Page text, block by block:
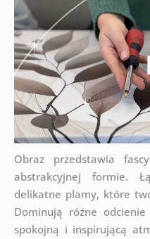
Obraz przedstawia
abstrakcyjnej formie.
delikatne plamy, które
Dominują różne
spokojną i inspirującą